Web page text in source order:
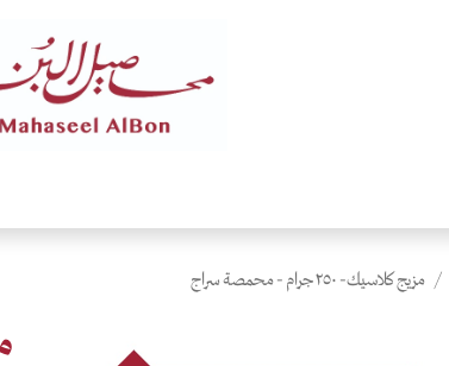
مزيج كلاسيك- ٢٥٠ جرام - محمصة سراج